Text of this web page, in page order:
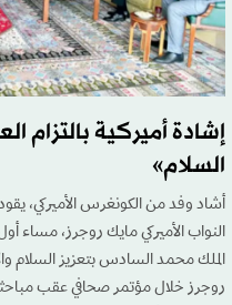
إشادة أميركية بالتزام
السلام»
أشاد وفد من الكونغرس الأميركي،
النواب الأميركي مايك روجرز، مساء
الملك محمد السادس بتعزيز السلام
روجرز خلال مؤتمر صحافي عقب